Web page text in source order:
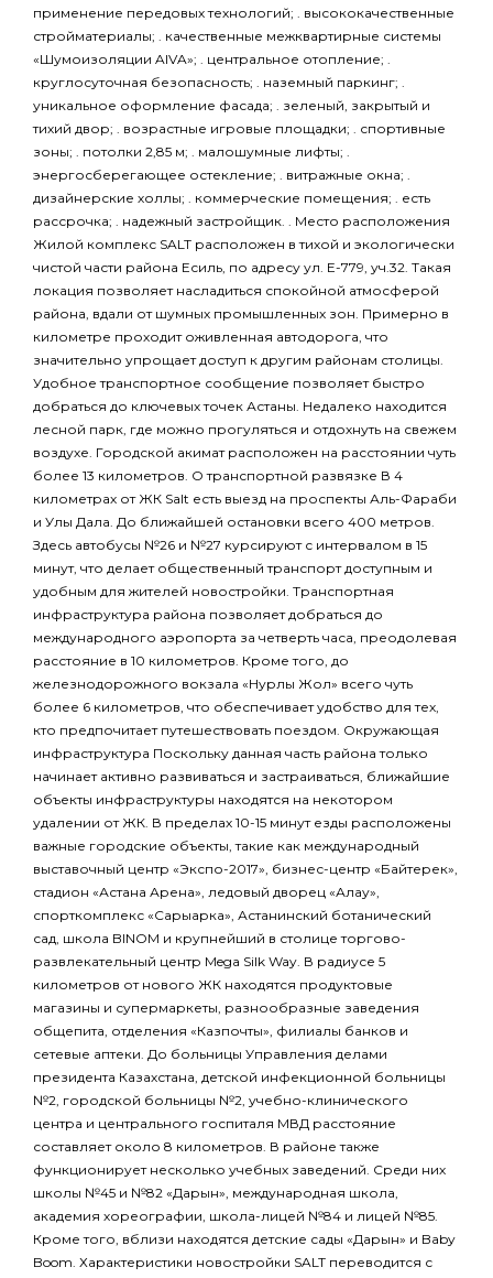
применение передовых технологий; . высококачественные
стройматериалы; . качественные межквартирные системы
«Шумоизоляции AIVA»; . центральное отопление; .
круглосуточная безопасность; . наземный паркинг; .
уникальное оформление фасада; . зеленый, закрытый и
тихий двор; . возрастные игровые площадки; . спортивные
зоны; . потолки 2,85 м; . малошумные лифты; .
энергосберегающее остекление; . витражные окна; .
дизайнерские холлы; . коммерческие помещения; . есть
рассрочка; . надежный застройщик. . Место расположения
Жилой комплекс SALT расположен в тихой и экологически
чистой части района Есиль, по адресу ул. Е-779, уч.32. Такая
локация позволяет насладиться спокойной атмосферой
района, вдали от шумных промышленных зон. Примерно в
километре проходит оживленная автодорога, что
значительно упрощает доступ к другим районам столицы.
Удобное транспортное сообщение позволяет быстро
добраться до ключевых точек Астаны. Недалеко находится
лесной парк, где можно прогуляться и отдохнуть на свежем
воздухе. Городской акимат расположен на расстоянии чуть
более 13 километров. О транспортной развязке В 4
километрах от ЖК Salt есть выезд на проспекты Аль-Фараби
и Улы Дала. До ближайшей остановки всего 400 метров.
Здесь автобусы №26 и №27 курсируют с интервалом в 15
минут, что делает общественный транспорт доступным и
удобным для жителей новостройки. Транспортная
инфраструктура района позволяет добраться до
международного аэропорта за четверть часа, преодолевая
расстояние в 10 километров. Кроме того, до
железнодорожного вокзала «Нурлы Жол» всего чуть
более 6 километров, что обеспечивает удобство для тех,
кто предпочитает путешествовать поездом. Окружающая
инфраструктура Поскольку данная часть района только
начинает активно развиваться и застраиваться, ближайшие
объекты инфраструктуры находятся на некотором
удалении от ЖК. В пределах 10-15 минут езды расположены
важные городские объекты, такие как международный
выставочный центр «Экспо-2017», бизнес-центр «Байтерек»,
стадион «Астана Арена», ледовый дворец «Алау»,
спорткомплекс «Сарыарка», Астанинский ботанический
сад, школа BINOM и крупнейший в столице торгово-
развлекательный центр Mega Silk Way. В радиусе 5
километров от нового ЖК находятся продуктовые
магазины и супермаркеты, разнообразные заведения
общепита, отделения «Казпочты», филиалы банков и
сетевые аптеки. До больницы Управления делами
президента Казахстана, детской инфекционной больницы
№2, городской больницы №2, учебно-клинического
центра и центрального госпиталя МВД расстояние
составляет около 8 километров. В районе также
функционирует несколько учебных заведений. Среди них
школы №45 и №82 «Дарын», международная школа,
академия хореографии, школа-лицей №84 и лицей №85.
Кроме того, вблизи находятся детские сады «Дарын» и Baby
Boom. Характеристики новостройки SALT переводится с